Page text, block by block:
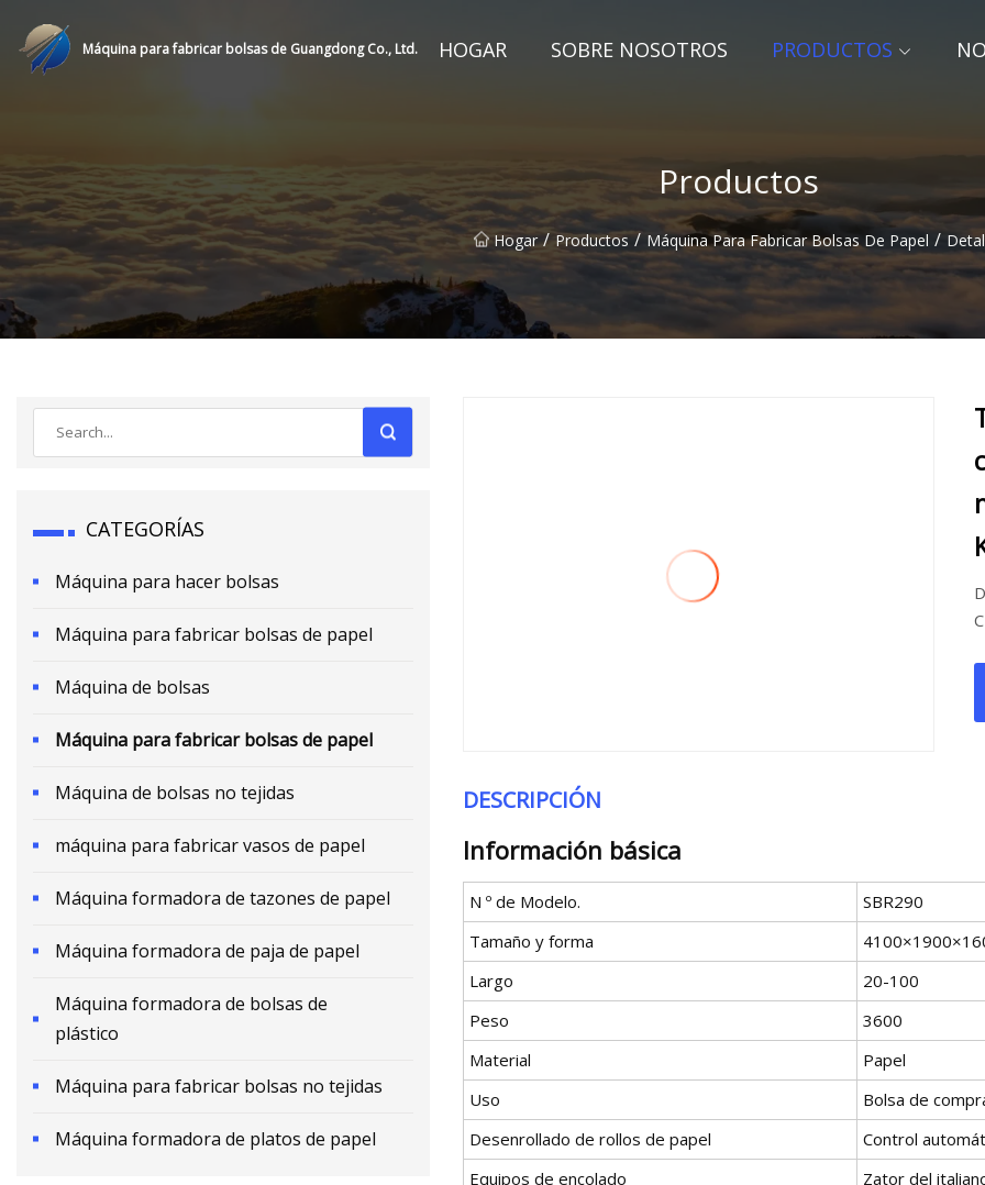
Máquina para fabricar bolsas de Guangdong Co., Ltd. HOGAR SOBRE NOSOTROS PRODUCTOS
Productos
Hogar / Productos / Máquina Para Fabricar Bolsas De Papel /
CATEGORÍAS
Máquina para hacer bolsas
Máquina para fabricar bolsas de papel
Máquina de bolsas
Máquina para fabricar bolsas de papel
Máquina de bolsas no tejidas
máquina para fabricar vasos de papel
Máquina formadora de tazones de papel
Máquina formadora de paja de papel
Máquina formadora de bolsas de
plástico
Máquina para fabricar bolsas no tejidas
Máquina formadora de platos de papel
DESCRIPCIÓN
Información básica
N º de Modelo.
SBR290
Tamaño y forma
Largo
20-100
Peso
3600
Material
Papel
Uso
Bolsa de
Desenrollado de rollos de papel
Control
Equipos de encolado
Zator del